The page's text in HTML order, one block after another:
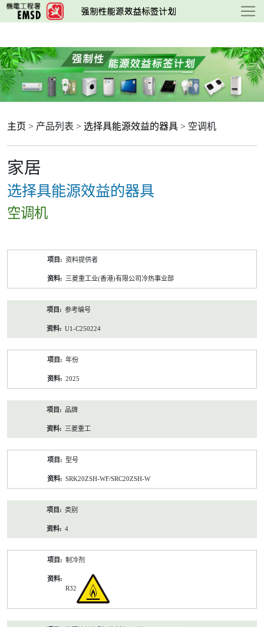
跳
至
要
内
容
主页 > 产品列表 > 选择具能源效益的器具 > 空调机
家居
选择具能源效益的器具
空调机
资料提供者
三菱重工业(香港)有限公司冷热事业部
参考编号
U1-C250224
年份
2025
品牌
三菱重工
型号
SRK20ZSH-WF/SRC20ZSH-W
类别
4
制冷剂
R32